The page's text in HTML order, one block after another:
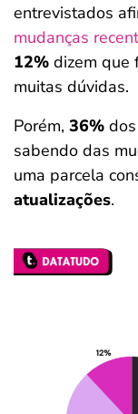
entrevistados
mudanças
12% dizem que
muitas dúvidas.
Porém, 36%
sabendo das
uma parcela
atualizações.